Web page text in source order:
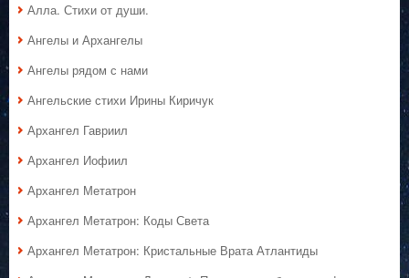
Алла. Стихи от души.
Ангелы и Архангелы
Ангелы рядом с нами
Ангельские стихи Ирины Киричук
Архангел Гавриил
Архангел Иофиил
Архангел Метатрон
Архангел Метатрон: Коды Света
Архангел Метатрон: Кристальные Врата Атлантиды